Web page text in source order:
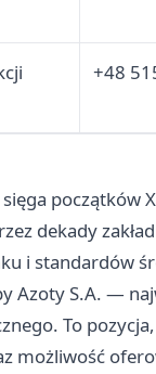
+48
początków
dekady
i standardów
Azoty S.A. —
To
możliwość